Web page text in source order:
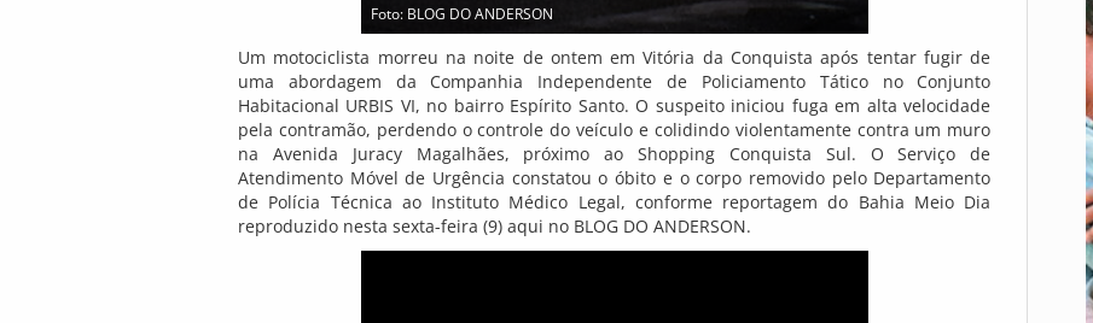
Foto: BLOG DO ANDERSON
Um motociclista morreu na noite de ontem em Vitória da Conquista após tentar fugir de
uma abordagem da Companhia Independente de Policiamento Tático no Conjunto
Habitacional URBIS VI, no bairro Espírito Santo. O suspeito iniciou fuga em alta velocidade
pela contramão, perdendo o controle do veículo e colidindo violentamente contra um muro
na Avenida Juracy Magalhães, próximo ao Shopping Conquista Sul. O Serviço de
Atendimento Móvel de Urgência constatou o óbito e o corpo removido pelo Departamento
de Polícia Técnica ao Instituto Médico Legal, conforme reportagem do Bahia Meio Dia
reproduzido nesta sexta-feira (9) aqui no BLOG DO ANDERSON.